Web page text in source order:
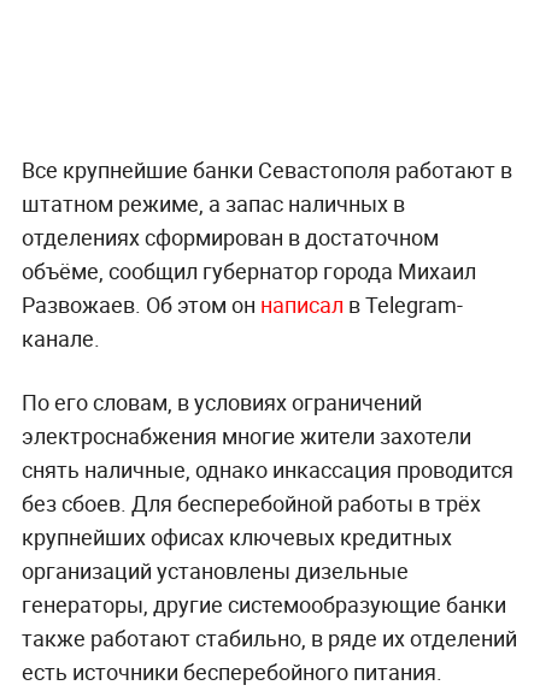
Все крупнейшие банки Севастополя работают в
штатном режиме, а запас наличных в
отделениях сформирован в достаточном
объёме, сообщил губернатор города Михаил
Развожаев. Об этом он написал в Telegram-
канале.
По его словам, в условиях ограничений
электроснабжения многие жители захотели
снять наличные, однако инкассация проводится
без сбоев. Для бесперебойной работы в трёх
крупнейших офисах ключевых кредитных
организаций установлены дизельные
генераторы, другие системообразующие банки
также работают стабильно, в ряде их отделений
есть источники бесперебойного питания.